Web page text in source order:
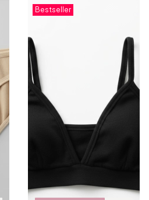
Bestseller